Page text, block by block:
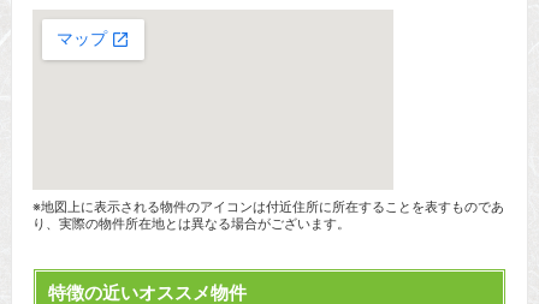
※地図上に表示される物件のアイコンは付近住所に所在することを表すものであ
り、実際の物件所在地とは異なる場合がございます。
特徴の近いオススメ物件